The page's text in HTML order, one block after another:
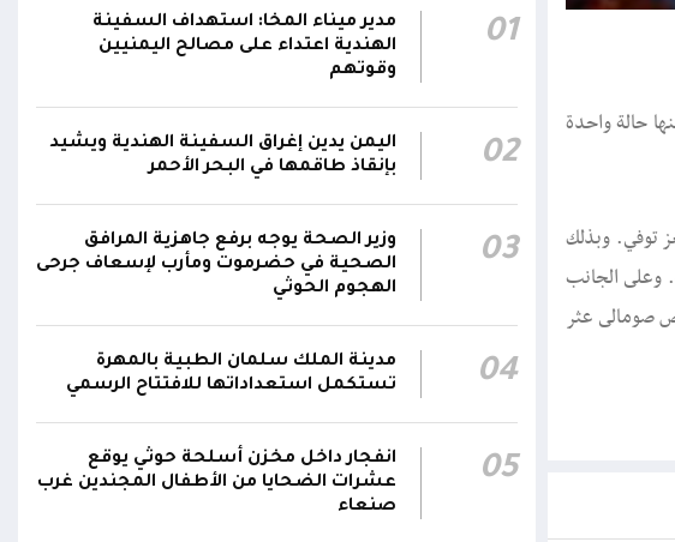
حالة واحدة
من السعودية إن مريضا مصابا بكوفيد-19 فى محافظة تعز توفي. وبذلك
بلغت الوفيات خمس حالات. وعلى الجانب
صومالى عثر
سكنية
تلفزيون حكومي: الدفاعات الجوية تُسقط مسيرات
عاجل| فشل إطلاق صاروخ باليستي حوثي من ذي
السفال بمحافظة إب.. وإصابة عدد من عناصر
المليشيا ونقلهم إلى مستشفى الرفاعي بمدينة
القاعدة
01
مدير ميناء المخا: استهداف السفينة
الهندية اعتداء على مصالح اليمنيين
وقوتهم
02
اليمن يدين إغراق السفينة الهندية ويشيد
بإنقاذ طاقمها في البحر الأحمر
03
وزير الصحة يوجه برفع جاهزية المرافق
الصحية في حضرموت ومأرب لإسعاف جرحى
الهجوم الحوثي
04
مدينة الملك سلمان الطبية بالمهرة
تستكمل استعداداتها للافتتاح الرسمي
05
انفجار داخل مخزن أسلحة حوثي يوقع
عشرات الضحايا من الأطفال المجندين غرب
صنعاء